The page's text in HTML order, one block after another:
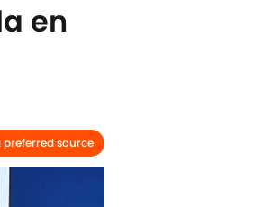
en
preferred source